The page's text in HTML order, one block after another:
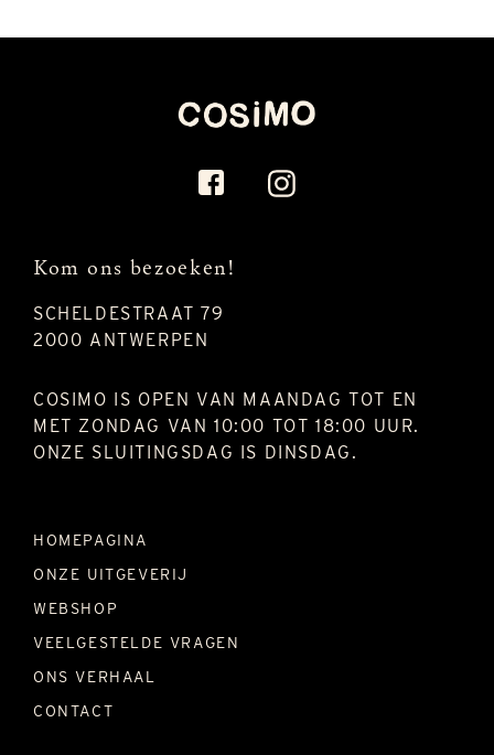
Kom ons bezoeken!
SCHELDESTRAAT 79
2000 ANTWERPEN
COSIMO IS OPEN VAN MAANDAG TOT EN
MET ZONDAG VAN 10:00 TOT 18:00 UUR.
ONZE SLUITINGSDAG IS DINSDAG.
HOMEPAGINA
ONZE UITGEVERIJ
WEBSHOP
VEELGESTELDE VRAGEN
ONS VERHAAL
CONTACT